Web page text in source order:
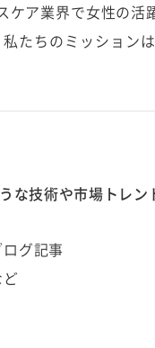
ア業界で女性の活
たちのミッション
な技術や市場トレン
グ記事